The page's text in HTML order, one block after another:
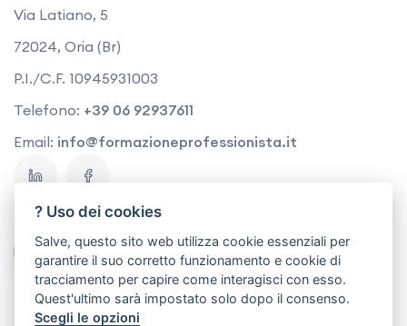
Via Latiano, 5
72024, Oria (Br)
P.I./C.F. 10945931003
Telefono: +39 06 92937611
Email: info@formazioneprofessionista.it
Contattaci
? Uso dei cookies
Salve, questo sito web utilizza cookie essenziali per
garantire il suo corretto funzionamento e cookie di
tracciamento per capire come interagisci con esso.
Quest'ultimo sarà impostato solo dopo il consenso.
Scegli le opzioni